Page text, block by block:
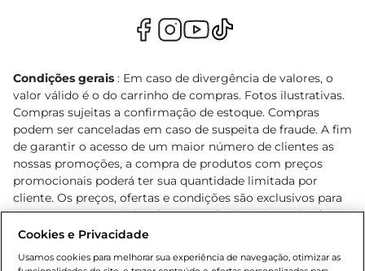
Condições gerais : Em caso de divergência de valores, o
valor válido é o do carrinho de compras. Fotos ilustrativas.
Compras sujeitas a confirmação de estoque. Compras
podem ser canceladas em caso de suspeita de fraude. A fim
de garantir o acesso de um maior número de clientes as
nossas promoções, a compra de produtos com preços
promocionais poderá ter sua quantidade limitada por
cliente. Os preços, ofertas e condições são exclusivos para
o e-commerce e válidos durante o dia de hoje, podendo
sofrer alterações sem prévia notificação. Proibida a venda
Lei n.º 8069/90, art. 81, inciso II (Estatuto da Criança e do
Cookies e Privacidade
Usamos cookies para melhorar sua experiência de navegação, otimizar as